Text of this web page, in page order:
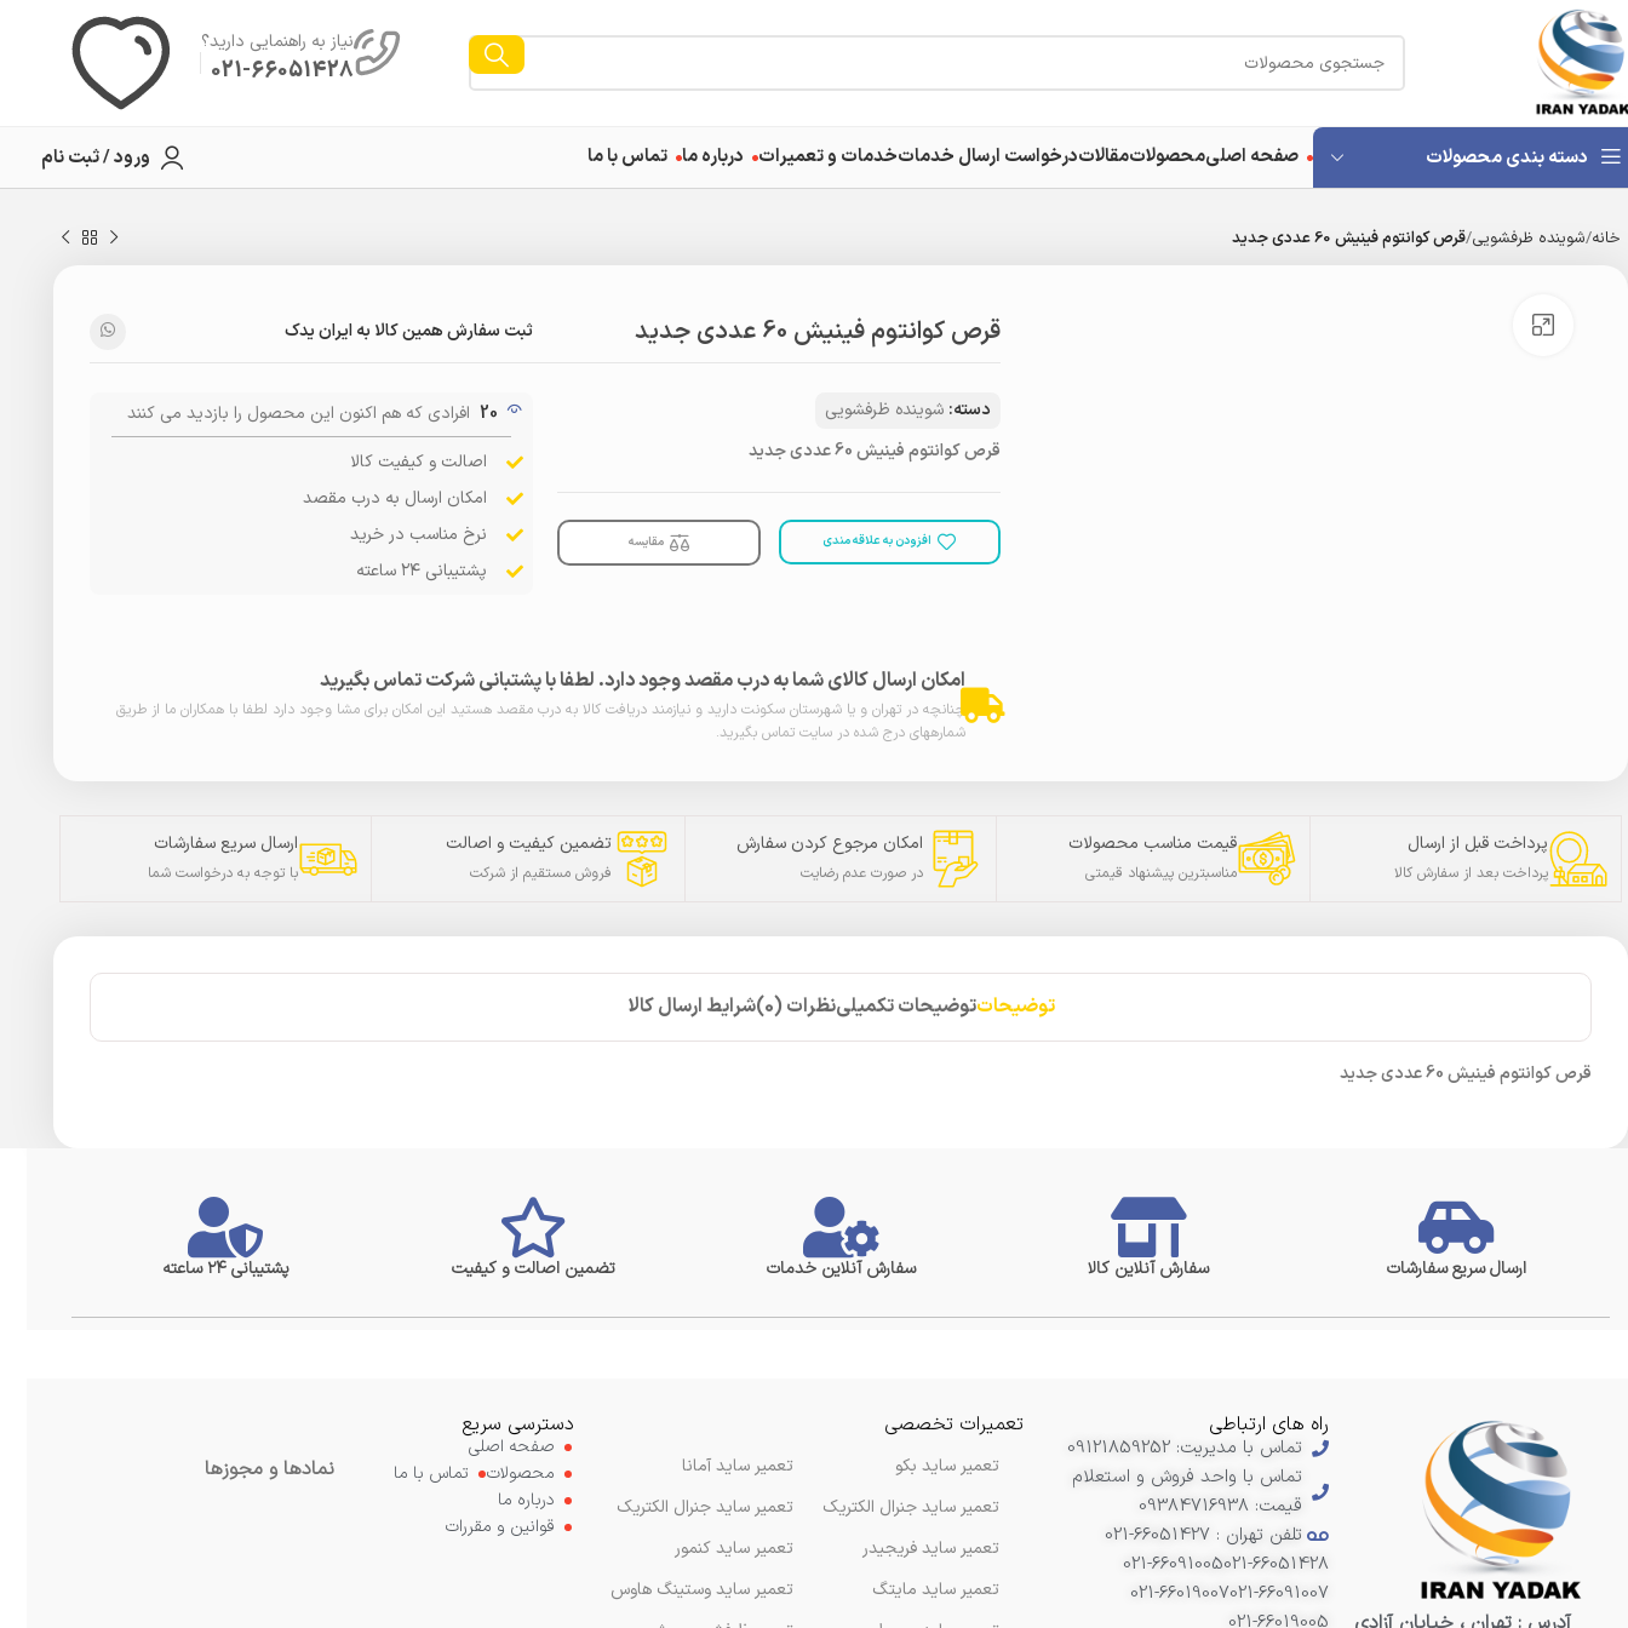
نیاز به راهنمایی دارید؟
021-66051428
دسته بندی محصولات صفحه اصلیمحصولاتمقالاتدرخواست ارسال خدماتخدمات و تعمیرات درباره ما تماس با ما ورود / ثبت نام
خانه شوینده ظرفشویی قرص کوانتوم فینیش 60 عددی جدید
قرص کوانتوم فینیش 60 عددی جدید ثبت سفارش همین کالا به ایران یدک
دسته: شوینده ظرفشویی
قرص کوانتوم فینیش 60 عددی جدید
افزودن به علاقه مندی مقایسه
20 افرادی که هم اکنون این محصول را بازدید می کنند
اصالت و کیفیت کالا
امکان ارسال به درب مقصد
نرخ مناسب در خرید
پشتیبانی ۲۴ ساعته
امکان ارسال کالای شما به درب مقصد وجود دارد. لطفا با پشتبانی شرکت تماس بگیرید
چنانچه در تهران و یا شهرستان سکونت دارید و نیازمند دریافت کالا به درب مقصد هستید این امکان برای مشا وجود دارد لطفا با همکاران ما از طریق
شمارههای درج شده در سایت تماس بگیرید.
پرداخت قبل از ارسال
پرداخت بعد از سفارش کالا
قیمت مناسب محصولات
مناسبترین پیشنهاد قیمتی
امکان مرجوع کردن سفارش
در صورت عدم رضایت
تضمین کیفیت و اصالت
فروش مستقیم از شرکت
ارسال سریع سفارشات
با توجه به درخواست شما
توضیحاتتوضیحات تکمیلینظرات (0) شرایط ارسال کالا
قرص کوانتوم فینیش 60 عددی جدید
ارسال سریع سفارشات سفارش آنلاین کالا سفارش آنلاین خدمات تضمین اصالت و کیفیت پشتیبانی ۲۴ ساعته
راه های ارتباطی
تماس با مدیریت: 09121859252
تماس با واحد فروش و استعلام
قیمت: 09384716938
تلفن تهران : 66051427-021
021-66051428
021-66091005
021-66091007
021-66019007
021-66019005
تعمیرات تخصصی
تعمیر ساید آمانا
تعمیر ساید جنرال الکتریک
تعمیر ساید کنمور
تعمیر ساید وستینگ هاوس
تعمیر ساید بکو
تعمیر ساید جنرال الکتریک
تعمیر ساید فریجیدر
تعمیر ساید مایتگ
دسترسی سریع
صفحه اصلی
محصولات
تماس با ما
درباره ما
قوانین و مقررات
نمادها و مجوزها